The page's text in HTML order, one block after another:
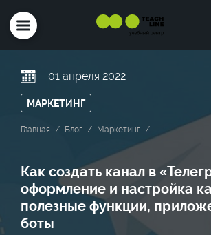
01 апреля 2022
МАРКЕТИНГ
Главная Блог Маркетинг
Как создать канал в
оформление и настройка
полезные функции,
боты